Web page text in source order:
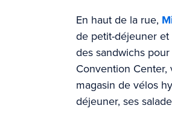
En haut de la rue,
de petit-déjeuner
des sandwichs
Convention
magasin de vélos
déjeuner, ses